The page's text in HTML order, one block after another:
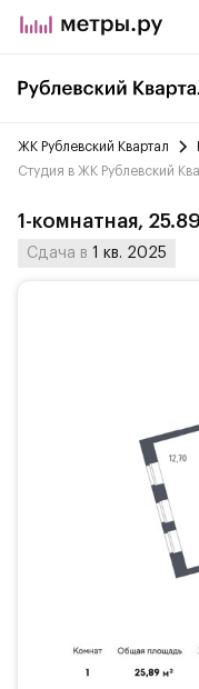
ЖК Рублевский Квартал
Студия в ЖК Рублевский
1-комнатная,
Сдача в 1 кв. 2025